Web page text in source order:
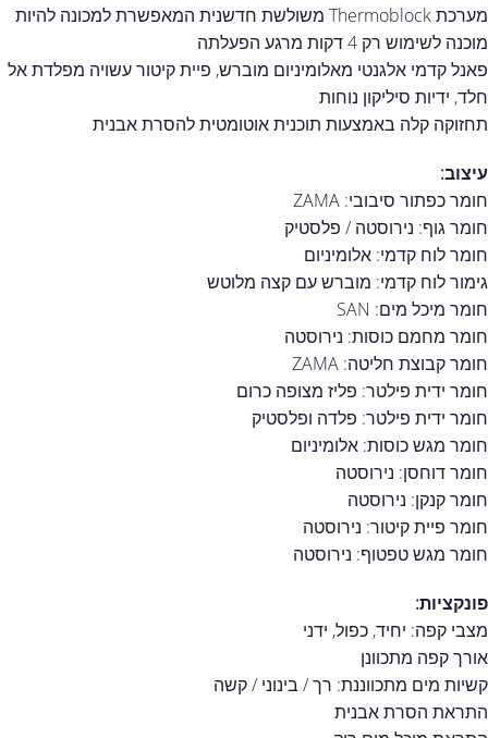
מערכת Thermoblock משולשת חדשנית המאפשרת למכונה להיות
מוכנה לשימוש רק 4 דקות מרגע הפעלתה
פאנל קדמי אלגנטי מאלומיניום מוברש, פיית קיטור עשויה מפלדת אל
חלד, ידיות סיליקון נוחות
תחזוקה קלה באמצעות תוכנית אוטומטית להסרת אבנית
עיצוב:
חומר כפתור סיבובי: ZAMA
חומר גוף: נירוסטה / פלסטיק
חומר לוח קדמי: אלומיניום
גימור לוח קדמי: מוברש עם קצה מלוטש
חומר מיכל מים: SAN
חומר מחמם כוסות: נירוסטה
חומר קבוצת חליטה: ZAMA
חומר ידית פילטר: פליז מצופה כרום
חומר ידית פילטר: פלדה ופלסטיק
חומר מגש כוסות: אלומיניום
חומר דוחסן: נירוסטה
חומר קנקן: נירוסטה
חומר פיית קיטור: נירוסטה
חומר מגש טפטוף: נירוסטה
פונקציות:
מצבי קפה: יחיד, כפול, ידני
אורך קפה מתכוונן
קשיות מים מתכווננת: רך / בינוני / קשה
התראת הסרת אבנית